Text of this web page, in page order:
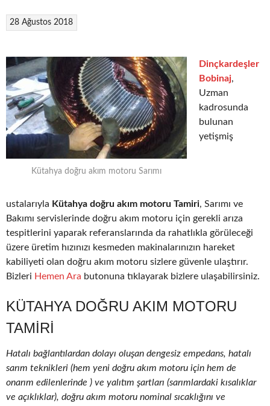
28 Ağustos 2018
Kütahya doğru akım motoru Sarımı
Dinçkardeşler
Bobinaj,
Uzman
kadrosunda
bulunan
yetişmiş
ustalarıyla Kütahya doğru akım motoru Tamiri, Sarımı ve
Bakımı servislerinde doğru akım motoru için gerekli arıza
tespitlerini yaparak referanslarında da rahatlıkla görüleceği
üzere üretim hızınızı kesmeden makinalarınızın hareket
kabiliyeti olan doğru akım motoru sizlere güvenle ulaştırır.
Bizleri Hemen Ara butonuna tıklayarak bizlere ulaşabilirsiniz.
KÜTAHYA DOĞRU AKIM MOTORU
TAMIRI
Hatalı bağlantılardan dolayı oluşan dengesiz empedans, hatalı
sarım teknikleri (hem yeni doğru akım motoru için hem de
onarım edilenlerinde ) ve yalıtım şartları (sarımlardaki kısalıklar
ve açıklıklar), doğru akım motoru nominal sıcaklığını ve